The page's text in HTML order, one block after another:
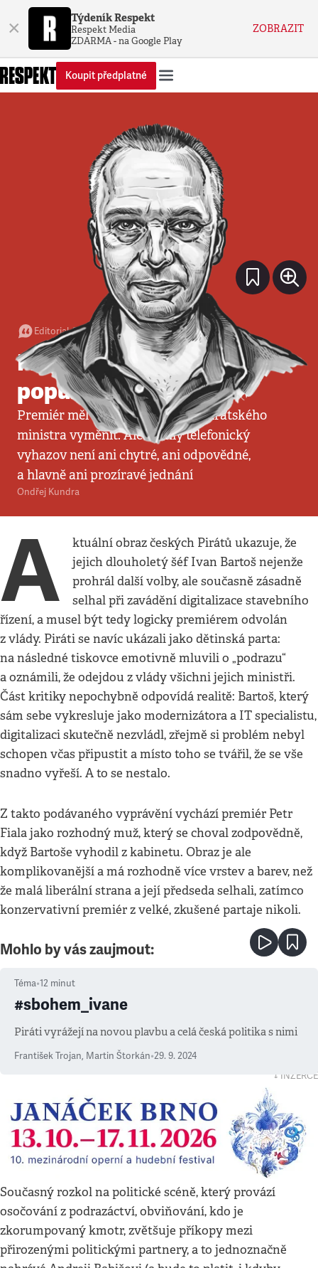
× Týdeník Respekt
Respekt Media
ZDARMA - na Google Play
ZOBRAZIT
Koupit předplatné
Editorial•29. 9. 2024•3 minuty
Fiala, Bartoš a vláda
populistů
Premiér měl nepochybně právo pirátského
ministra vyměnit. Ale rychlý telefonický
vyhazov není ani chytré, ani odpovědné,
a hlavně ani prozíravé jednání
Ondřej Kundra
A
ktuální obraz českých Pirátů ukazuje, že
jejich dlouholetý šéf Ivan Bartoš nejenže
prohrál další volby, ale současně zásadně
selhal při zavádění digitalizace stavebního
řízení, a musel být tedy logicky premiérem odvolán
z vlády. Piráti se navíc ukázali jako dětinská parta:
na následné tiskovce emotivně mluvili o „podrazu“
a oznámili, že odejdou z vlády všichni jejich ministři.
Část kritiky nepochybně odpovídá realitě: Bartoš, který
sám sebe vykresluje jako modernizátora a IT specialistu,
digitalizaci skutečně nezvládl, zřejmě si problém nebyl
schopen včas připustit a místo toho se tvářil, že se vše
snadno vyřeší. A to se nestalo.
Z takto podávaného vyprávění vychází premiér Petr
Fiala jako rozhodný muž, který se choval zodpovědně,
když Bartoše vyhodil z kabinetu. Obraz je ale
komplikovanější a má rozhodně více vrstev a barev, než
že malá liberální strana a její předseda selhali, zatímco
konzervativní premiér z velké, zkušené partaje nikoli.
Mohlo by vás zaujmout:
Téma•12 minut
#sbohem_ivane
Piráti vyrážejí na novou plavbu a celá česká politika s nimi
František Trojan, Martin Štorkán•29. 9. 2024
↓ INZERCE
Současný rozkol na politické scéně, který provází
osočování z podrazáctví, obviňování, kdo je
zkorumpovaný kmotr, zvětšuje příkopy mezi
přirozenými politickými partnery, a to jednoznačně